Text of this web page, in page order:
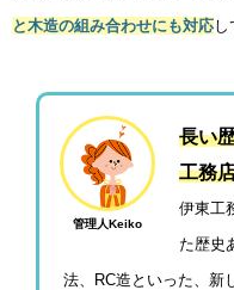
と木造の組み合わせにも対応し
管理人Keiko
長い
工務
伊東工
た歴史
法、RC造といった、新